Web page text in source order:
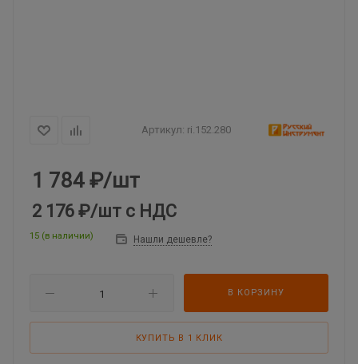
Артикул: ri.152.280
1 784 ₽/шт
2 176 ₽/шт с НДС
15 (в наличии) Нашли дешевле?
В КОРЗИНУ
КУПИТЬ В 1 КЛИК